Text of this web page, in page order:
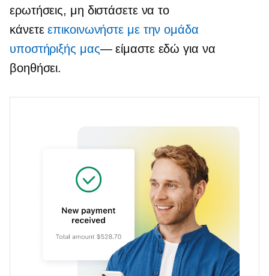
ερωτήσεις, μη διστάσετε να το
κάνετεεπικοινωνήστε με την ομάδα
υποστήριξής μας— είμαστεεδώ για να
βοηθήσει.